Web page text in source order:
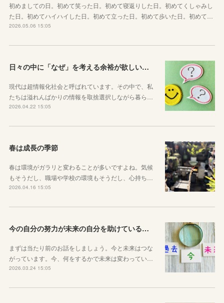
初めましての日。初めて笑った日。初めて寝返りした日。初めてくしゃみし
た日。初めてハイハイした日。初めて立った日。初めて歩いた日。初めて…
2026.05.06 15:05
日々の中に「なぜ」を考える余裕が欲しい子どもたちへ
現代は超情報化社会と呼ばれています。その中で、私
たちは溢れんばかりの情報を取捨選択しながら暮ら…
2026.04.22 15:05
春は成長の季節
春は環境がガラリと変わることが多いですよね。気候
もそうだし、職場や学校の環境もそうだし、心持ち…
2026.04.16 15:05
今の自分の努力が未来の自分を助けているという感覚を持とう！
まずは当たり前のお話をしましょう。今と未来はつな
がっています。今、何をするかで未来は変わってい…
2026.03.24 15:05